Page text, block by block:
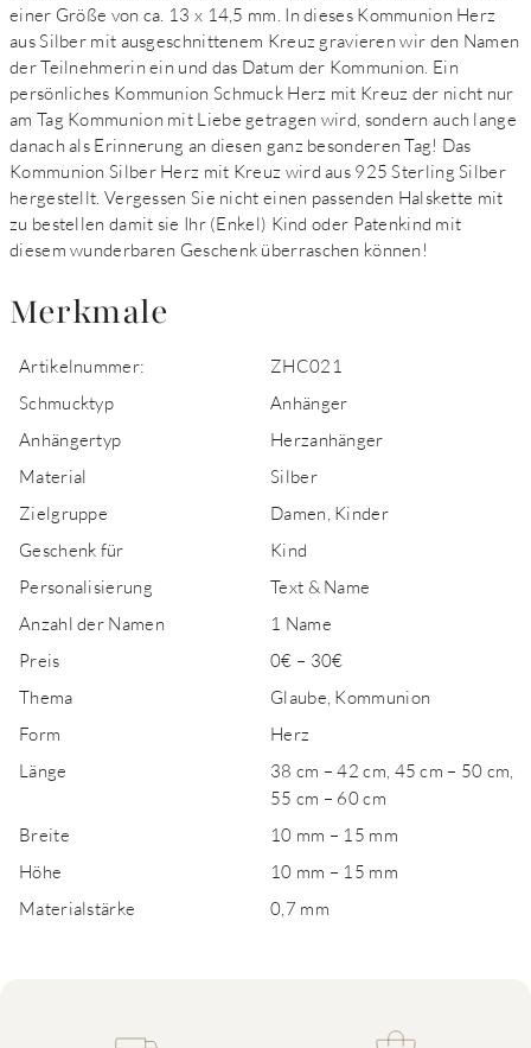
einer Größe von ca. 13 x 14,5 mm. In dieses Kommunion Herz
aus Silber mit ausgeschnittenem Kreuz gravieren wir den Namen
der Teilnehmerin ein und das Datum der Kommunion. Ein
persönliches Kommunion Schmuck Herz mit Kreuz der nicht nur
am Tag Kommunion mit Liebe getragen wird, sondern auch lange
danach als Erinnerung an diesen ganz besonderen Tag! Das
Kommunion Silber Herz mit Kreuz wird aus 925 Sterling Silber
hergestellt. Vergessen Sie nicht einen passenden Halskette mit
zu bestellen damit sie Ihr (Enkel) Kind oder Patenkind mit
diesem wunderbaren Geschenk überraschen können!
Merkmale
Artikelnummer:
ZHC021
Schmucktyp
Anhänger
Anhängertyp
Herzanhänger
Material
Silber
Zielgruppe
Damen, Kinder
Geschenk für
Kind
Personalisierung
Text & Name
Anzahl der Namen
1 Name
Preis
0€ – 30€
Thema
Glaube, Kommunion
Form
Herz
Länge
38 cm – 42 cm, 45 cm – 50 cm,
55 cm – 60 cm
Breite
10 mm – 15 mm
Höhe
10 mm – 15 mm
Materialstärke
0,7 mm